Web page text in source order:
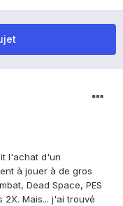
l'achat d'un
à jouer à de gros
Dead Space, PES
2X. Mais... j'ai trouvé